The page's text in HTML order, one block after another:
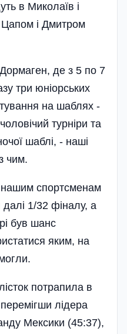
в Миколаїв і
і Дмитром
Дормаген, де з 5 по 7
три юніорських
на шаблях -
турніри та
шаблі, - наші
чим.
нашим спортсменам
1/32 фіналу, а
був шанс
яким, на
потрапила в
лідера
Мексики (45:37),